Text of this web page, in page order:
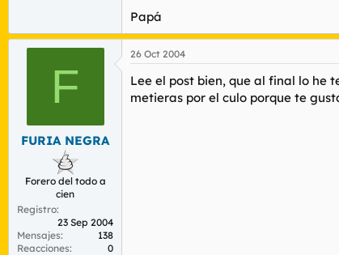
Papá
F
FURIA NEGRA
Forero del todo a
cien
Registro
23 Sep 2004
Mensajes
138
Reacciones
0
26 Oct 2004
Lee el post bien, que al final lo he
metieras por el culo porque te